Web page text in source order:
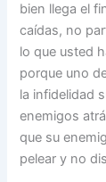
bien llega el
caídas, no
lo que usted
porque uno
la infidelidad
enemigos
que su
pelear y no